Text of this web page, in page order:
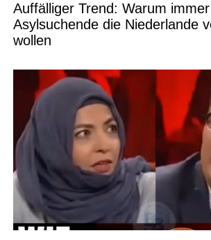
Auffälliger Trend: Warum
Asylsuchende die Niederlande
wollen